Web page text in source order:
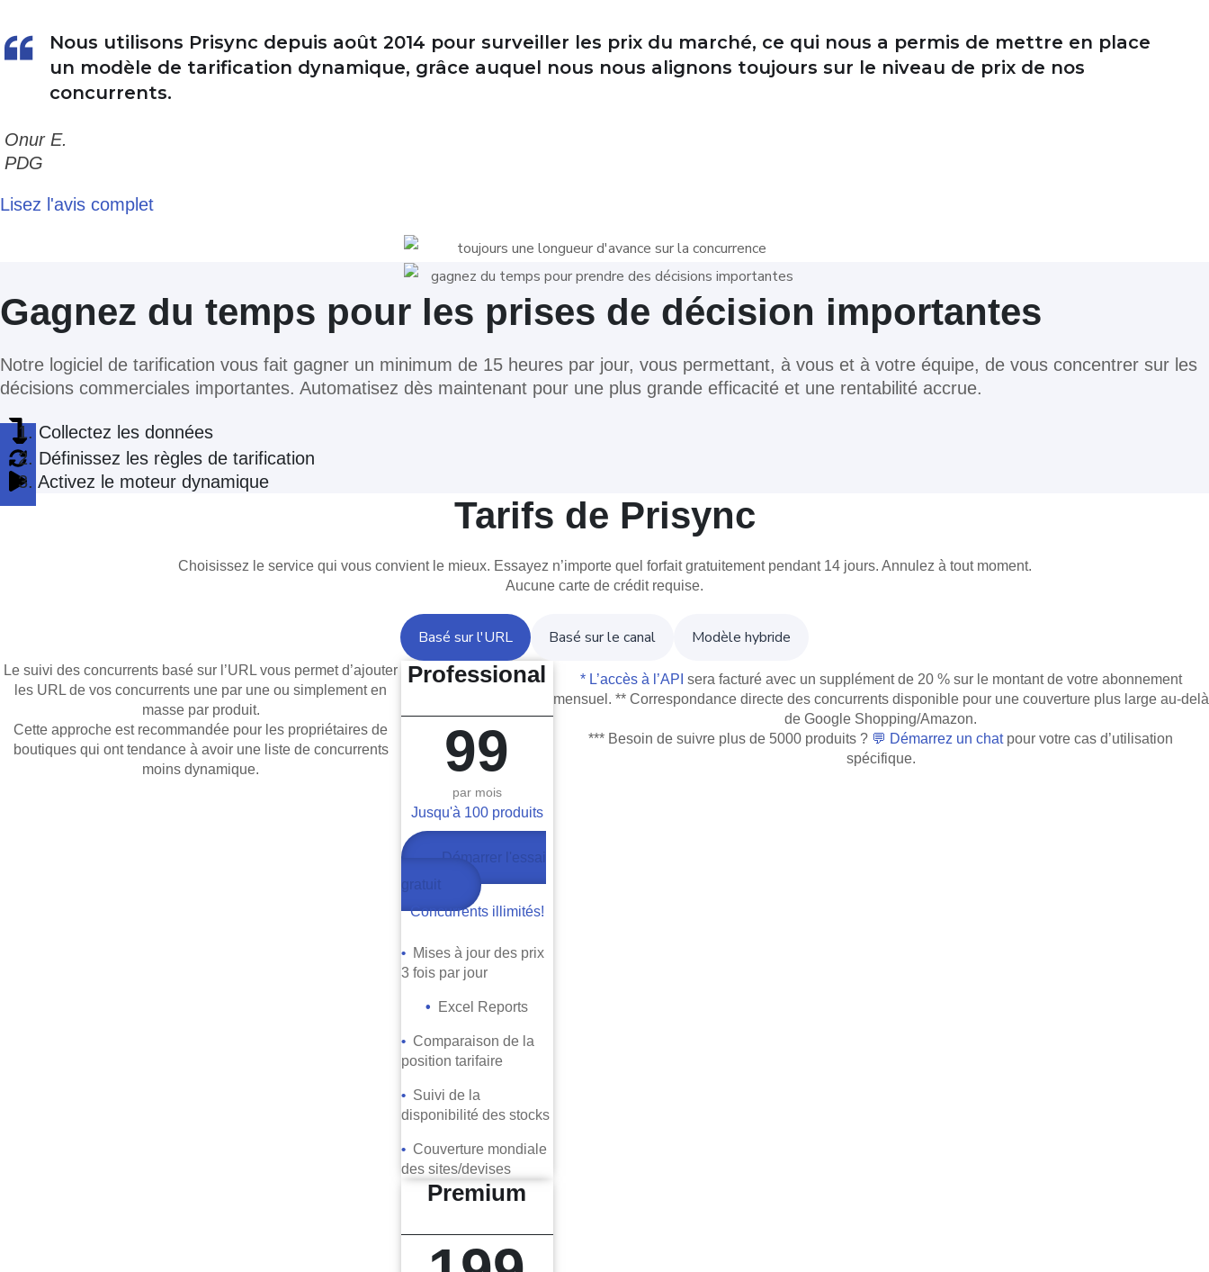
Nous utilisons Prisync depuis août 2014 pour surveiller les prix du marché, ce qui nous a permis de mettre en place
un modèle de tarification dynamique, grâce auquel nous nous alignons toujours sur le niveau de prix de nos
concurrents.
Onur E.
PDG
Lisez l'avis complet
Gagnez du temps pour les prises de décision importantes
Notre logiciel de tarification vous fait gagner un minimum de 15 heures par jour, vous permettant, à vous et à votre équipe, de vous concentrer sur les
décisions commerciales importantes. Automatisez dès maintenant pour une plus grande efficacité et une rentabilité accrue.
1. Collectez les données
2. Définissez les règles de tarification
3. Activez le moteur dynamique
Tarifs de Prisync
Choisissez le service qui vous convient le mieux. Essayez n’importe quel forfait gratuitement pendant 14 jours. Annulez à tout moment.
Aucune carte de crédit requise.
Basé sur l'URL Basé sur le canal Modèle hybride
Le suivi des concurrents basé sur l’URL vous permet d’ajouter
les URL de vos concurrents une par une ou simplement en
masse par produit.
Cette approche est recommandée pour les propriétaires de
boutiques qui ont tendance à avoir une liste de concurrents
moins dynamique.
Professional
99
par mois
Jusqu'à 100 produits
Démarrer l'essai
gratuit
Concurrents illimités!
• ​ Mises à jour des prix
3 fois par jour
• ​ Excel Reports
• ​ Comparaison de la
position tarifaire
• ​ Suivi de la
disponibilité des stocks
• ​ Couverture mondiale
des sites/devises
Premium
* L’accès à l’API sera facturé avec un supplément de 20 % sur le montant de votre abonnement
mensuel. ** Correspondance directe des concurrents disponible pour une couverture plus large au-delà
de Google Shopping/Amazon.
*** Besoin de suivre plus de 5000 produits ? 💬 Démarrez un chatpour votre cas d’utilisation
spécifique.